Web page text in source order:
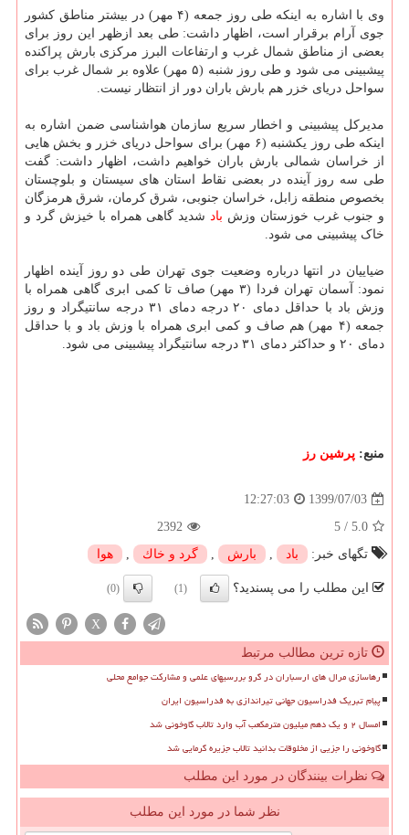
وی با اشاره به اینکه طی روز جمعه (۴ مهر) در بیشتر مناطق کشور
جوی آرام برقرار است، اظهار داشت: طی بعد ازظهر این روز برای
بعضی از مناطق شمال غرب و ارتفاعات البرز مرکزی بارش پراکنده
پیشبینی می شود و طی روز شنبه (۵ مهر) علاوه بر شمال غرب برای
سواحل دریای خزر هم بارش باران دور از انتظار نیست.
مدیرکل پیشبینی و اخطار سریع سازمان هواشناسی ضمن اشاره به
اینکه طی روز یکشنبه (۶ مهر) برای سواحل دریای خزر و بخش هایی
از خراسان شمالی بارش باران خواهیم داشت، اظهار داشت: گفت
طی سه روز آینده در بعضی نقاط استان های سیستان و بلوچستان
بخصوص منطقه زابل، خراسان جنوبی، شرق کرمان، شرق هرمزگان
و جنوب غرب خوزستان وزش باد شدید گاهی همراه با خیزش گرد و
خاک پیشبینی می شود.
ضیاییان در انتها درباره وضعیت جوی تهران طی دو روز آینده اظهار
نمود: آسمان تهران فردا (۳ مهر) صاف تا کمی ابری گاهی همراه با
وزش باد با حداقل دمای ۲۰ درجه دمای ۳۱ درجه سانتیگراد و روز
جمعه (۴ مهر) هم صاف و کمی ابری همراه با وزش باد و با حداقل
دمای ۲۰ و حداکثر دمای ۳۱ درجه سانتیگراد پیشبینی می شود.
منبع: پرشین رز
1399/07/03
12:27:03
5.0
/
5
2392
تگهای خبر:
باد , بارش , گرد و خاك , هوا
این مطلب را می پسندید؟ (1)
(0)
X
تازه ترین مطالب مرتبط
رهاسازی مرال های ارسباران در گرو بررسیهای علمی و مشارکت جوامع محلی
پیام تبریک فدراسیون جهانی تیراندازی به فدراسیون ایران
امسال ۲ و یک دهم میلیون مترمکعب آب وارد تالاب گاوخونی شد
گاوخونی را جزیی از مخلوقات بدانید تالاب جزیره گرمایی شد
نظرات بینندگان در مورد این مطلب
نظر شما در مورد این مطلب